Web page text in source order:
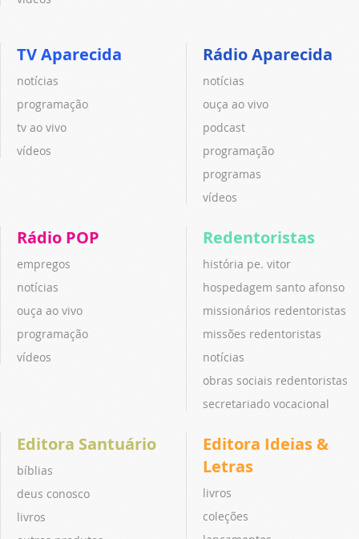
TV Aparecida
notícias
programação
tv ao vivo
vídeos
Rádio Aparecida
notícias
ouça ao vivo
podcast
programação
programas
vídeos
Rádio POP
empregos
notícias
ouça ao vivo
programação
vídeos
Redentoristas
história pe. vitor
hospedagem santo afonso
missionários redentoristas
missões redentoristas
notícias
obras sociais redentoristas
secretariado vocacional
Editora Santuário
bíblias
deus conosco
livros
Editora Ideias &
Letras
livros
coleções